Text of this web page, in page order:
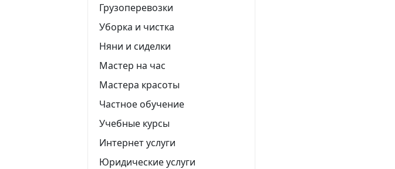
Грузоперевозки
Уборка и чистка
Няни и сиделки
Мастер на час
Мастера красоты
Частное обучение
Учебные курсы
Интернет услуги
Юридические услуги